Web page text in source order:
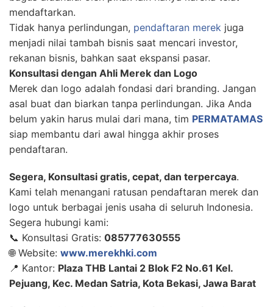
mendaftarkan.
Tidak hanya perlindungan, pendaftaran merek juga
menjadi nilai tambah bisnis saat mencari investor,
rekanan bisnis, bahkan saat ekspansi pasar.
Konsultasi dengan Ahli Merek dan Logo
Merek dan logo adalah fondasi dari branding. Jangan
asal buat dan biarkan tanpa perlindungan. Jika Anda
belum yakin harus mulai dari mana, tim PERMATAMAS
siap membantu dari awal hingga akhir proses
pendaftaran.
Segera, Konsultasi gratis, cepat, dan terpercaya.
Kami telah menangani ratusan pendaftaran merek dan
logo untuk berbagai jenis usaha di seluruh Indonesia.
Segera hubungi kami:
📞 Konsultasi Gratis: 085777630555
🌐 Website: www.merekhki.com
📍 Kantor: Plaza THB Lantai 2 Blok F2 No.61 Kel.
Pejuang, Kec. Medan Satria, Kota Bekasi, Jawa Barat